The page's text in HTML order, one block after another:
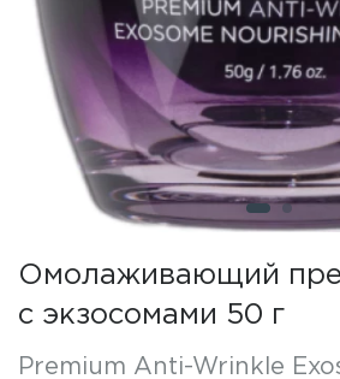
Омолаживающий
с экзосомами 50 г
Premium Anti-Wrinkle